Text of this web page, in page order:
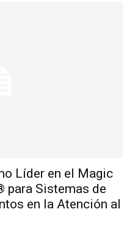
Líder en el Magic
para Sistemas de
en la Atención al